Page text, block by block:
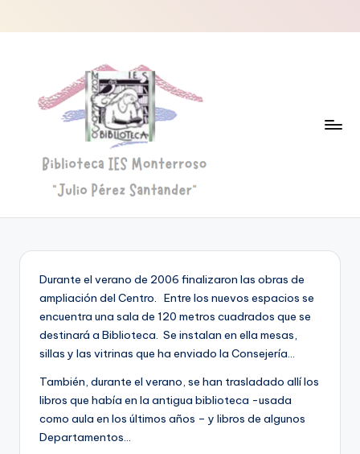
Saltar
Durante el verano de 2006 finalizaron las obras de
ampliación del Centro. Entre los nuevos espacios se
encuentra una sala de 120 metros cuadrados que se
destinará a Biblioteca. Se instalan en ella mesas,
sillas y las vitrinas que ha enviado la Consejería…
También, durante el verano, se han trasladado allí los
libros que había en la antigua biblioteca -usada
como aula en los últimos años – y libros de algunos
Departamentos…